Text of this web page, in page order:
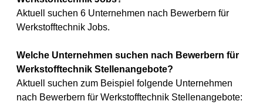
Aktuell suchen 6 Unternehmen nach Bewerbern für
Werkstofftechnik Jobs.
Welche Unternehmen suchen nach Bewerbern für
Werkstofftechnik Stellenangebote?
Aktuell suchen zum Beispiel folgende Unternehmen
nach Bewerbern für Werkstofftechnik Stellenangebote: